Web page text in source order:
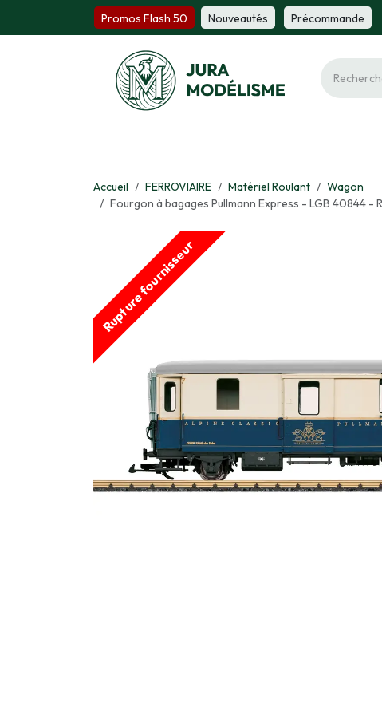
Se rendre au contenu
Promos Flash 50 Nou​​v​​ea​​utés Précomm​​a​​nde
Accueil FERROVIAIRE Matériel Roulant
Wagon
Fourgon à bagages Pullmann Express - LGB 40844 -
Rupture fournisseur